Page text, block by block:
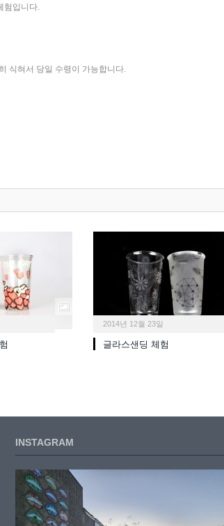
험입니다.
식혀서 당일 수령이 가능합니다.
2014년 12월 23일
글라스샌딩 체험
INSTAGRAM